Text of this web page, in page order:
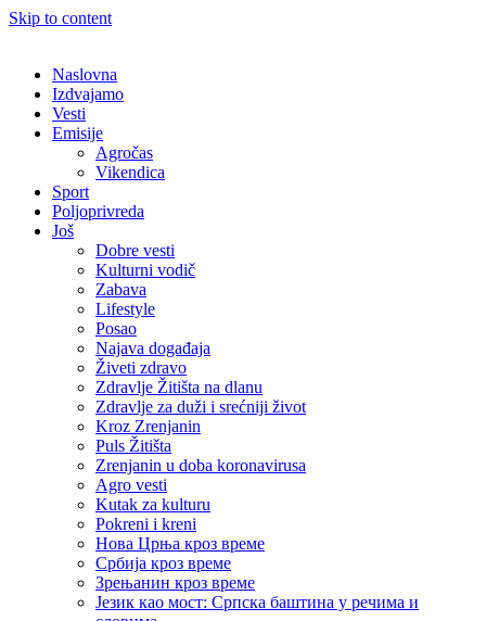
Skip to content
Naslovna
Izdvajamo
Vesti
Emisije
Agročas
Vikendica
Sport
Poljoprivreda
Još
Dobre vesti
Kulturni vodič
Zabava
Lifestyle
Posao
Najava događaja
Živeti zdravo
Zdravlje Žitišta na dlanu
Zdravlje za duži i srećniji život
Kroz Zrenjanin
Puls Žitišta
Zrenjanin u doba koronavirusa
Agro vesti
Kutak za kulturu
Pokreni i kreni
Нова Црња кроз време
Србија кроз време
Зрењанин кроз време
Језик као мост: Српска баштина у речима и